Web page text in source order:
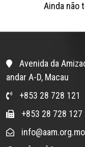
Ainda não
Avenida da
andar A-D, Macau
+853 28 728 121
+853 28 728 127
info@aam.org.mo